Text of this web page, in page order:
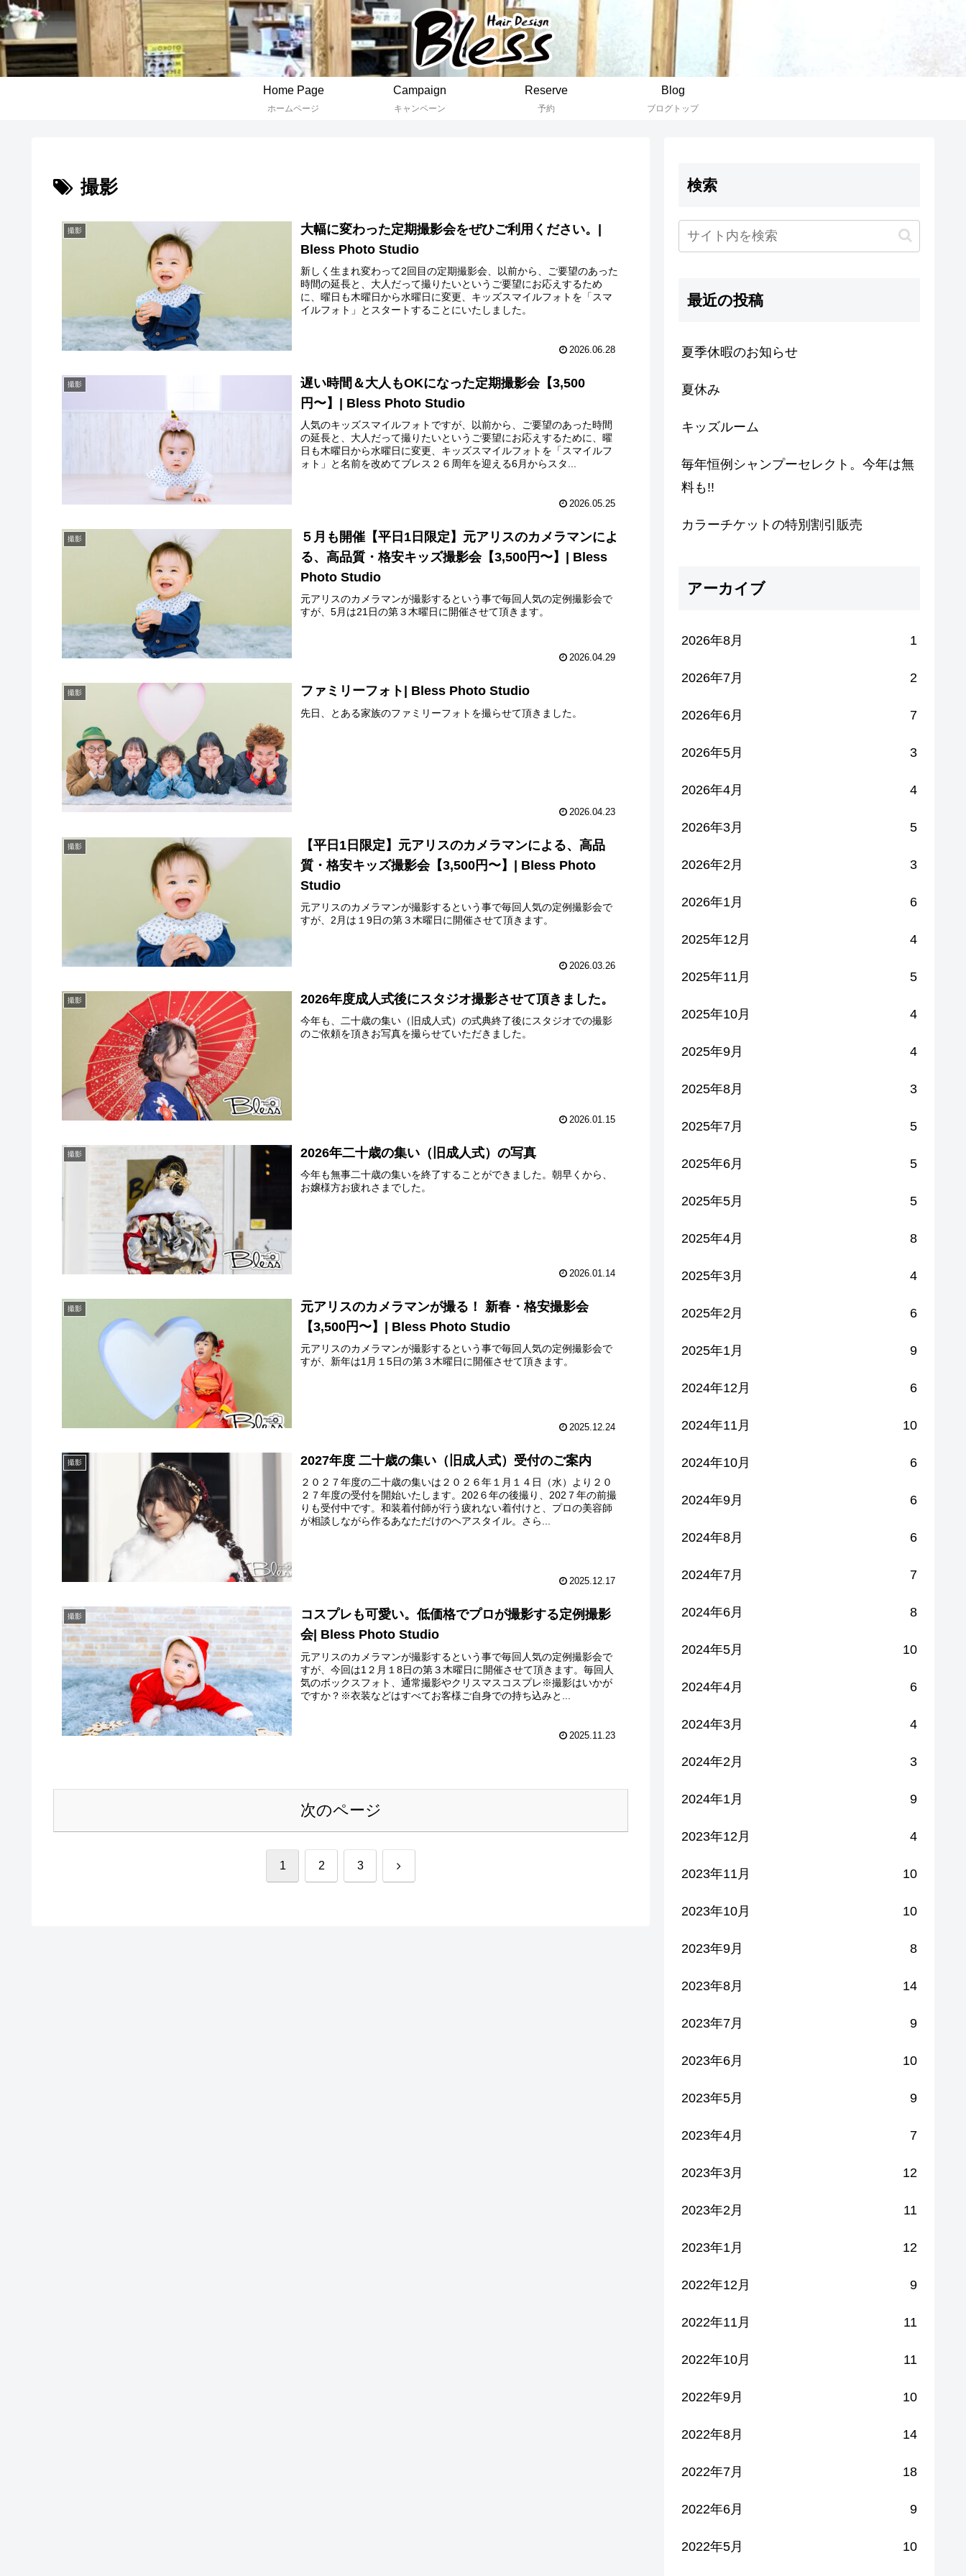
Home Page
ホームページ
Campaign
キャンペーン
Reserve
予約
Blog
ブログトップ
撮影
撮影
大幅に変わった定期撮影会をぜひご利用ください。|
Bless Photo Studio
新しく生まれ変わって2回目の定期撮影会、以前から、ご要望のあった
時間の延長と、大人だって撮りたいというご要望にお応えするため
に、曜日も木曜日から水曜日に変更、キッズスマイルフォトを「スマ
イルフォト」とスタートすることにいたしました。
2026.06.28
撮影
遅い時間＆大人もOKになった定期撮影会【3,500
円〜】| Bless Photo Studio
人気のキッズスマイルフォトですが、以前から、ご要望のあった時間
の延長と、大人だって撮りたいというご要望にお応えするために、曜
日も木曜日から水曜日に変更、キッズスマイルフォトを「スマイルフ
ォト」と名前を改めてブレス２６周年を迎える6月からスタ...
2026.05.25
撮影
５月も開催【平日1日限定】元アリスのカメラマンによ
る、高品質・格安キッズ撮影会【3,500円〜】| Bless
Photo Studio
元アリスのカメラマンが撮影するという事で毎回人気の定例撮影会で
すが、5月は21日の第３木曜日に開催させて頂きます。
2026.04.29
撮影 ファミリーフォト| Bless Photo Studio
先日、とある家族のファミリーフォトを撮らせて頂きました。
2026.04.23
撮影
【平日1日限定】元アリスのカメラマンによる、高品
質・格安キッズ撮影会【3,500円〜】| Bless Photo
Studio
元アリスのカメラマンが撮影するという事で毎回人気の定例撮影会で
すが、2月は１9日の第３木曜日に開催させて頂きます。
2026.03.26
撮影 2026年度成人式後にスタジオ撮影させて頂きました。
今年も、二十歳の集い（旧成人式）の式典終了後にスタジオでの撮影
のご依頼を頂きお写真を撮らせていただきました。
2026.01.15
撮影 2026年二十歳の集い（旧成人式）の写真
今年も無事二十歳の集いを終了することができました。朝早くから、
お嬢様方お疲れさまでした。
2026.01.14
撮影
元アリスのカメラマンが撮る！ 新春・格安撮影会
【3,500円〜】| Bless Photo Studio
元アリスのカメラマンが撮影するという事で毎回人気の定例撮影会で
すが、新年は1月１5日の第３木曜日に開催させて頂きます。
2025.12.24
撮影 2027年度 二十歳の集い（旧成人式）受付のご案内
２０２７年度の二十歳の集いは２０２６年１月１４日（水）より２０
２７年度の受付を開始いたします。202６年の後撮り、202７年の前撮
りも受付中です。和装着付師が行う疲れない着付けと、プロの美容師
が相談しながら作るあなただけのヘアスタイル。さら...
2025.12.17
撮影
コスプレも可愛い。低価格でプロが撮影する定例撮影
会| Bless Photo Studio
元アリスのカメラマンが撮影するという事で毎回人気の定例撮影会で
すが、今回は1２月１8日の第３木曜日に開催させて頂きます。毎回人
気のボックスフォト、通常撮影やクリスマスコスプレ※撮影はいかが
ですか？※衣装などはすべてお客様ご自身での持ち込みと...
2025.11.23
次のページ
1 2 3 次
検索
最近の投稿
夏季休暇のお知らせ
夏休み
キッズルーム
毎年恒例シャンプーセレクト。今年は無
料も!!
カラーチケットの特別割引販売
アーカイブ
2026年8月 1
2026年7月 2
2026年6月 7
2026年5月 3
2026年4月 4
2026年3月 5
2026年2月 3
2026年1月 6
2025年12月 4
2025年11月 5
2025年10月 4
2025年9月 4
2025年8月 3
2025年7月 5
2025年6月 5
2025年5月 5
2025年4月 8
2025年3月 4
2025年2月 6
2025年1月 9
2024年12月 6
2024年11月 10
2024年10月 6
2024年9月 6
2024年8月 6
2024年7月 7
2024年6月 8
2024年5月 10
2024年4月 6
2024年3月 4
2024年2月 3
2024年1月 9
2023年12月 4
2023年11月 10
2023年10月 10
2023年9月 8
2023年8月 14
2023年7月 9
2023年6月 10
2023年5月 9
2023年4月 7
2023年3月 12
2023年2月 11
2023年1月 12
2022年12月 9
2022年11月 11
2022年10月 11
2022年9月 10
2022年8月 14
2022年7月 18
2022年6月 9
2022年5月 10